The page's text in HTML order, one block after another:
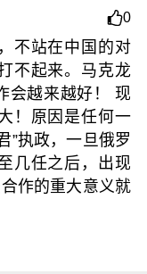
0
不站在中国的对
不起来。马克龙
会越来越好！ 现
！原因是任何一
”执政，一旦俄罗
几任之后，出现
作的重大意义就